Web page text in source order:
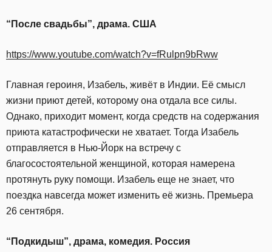
“После свадьбы”, драма. США
https://www.youtube.com/watch?v=fRulpn9bRww
Главная героиня, Изабель, живёт в Индии. Её смысл
жизни приют детей, которому она отдала все силы.
Однако, приходит момент, когда средств на содержания
приюта катастрофически не хватает. Тогда Изабель
отправляется в Нью-Йорк на встречу с
благосостоятельной женщиной, которая намерена
протянуть руку помощи. Изабель еще не знает, что
поездка навсегда может изменить её жизнь. Премьера
26 сентября.
“Подкидыш”, драма, комедия. Россия